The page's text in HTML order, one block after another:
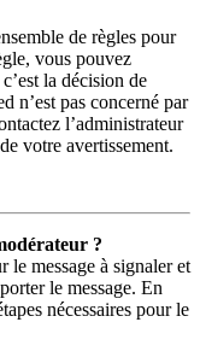
de règles pour
vous pouvez
la décision de
n’est pas concerné par
l’administrateur
votre avertissement.
?
le message à signaler et
le message. En
nécessaires pour le